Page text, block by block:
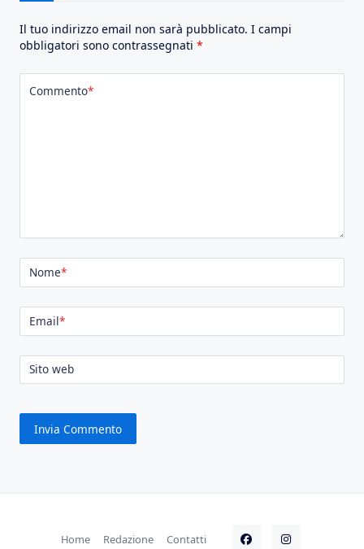
Il tuo indirizzo email non sarà pubblicato. I campi
obbligatori sono contrassegnati *
Commento*
Nome*
Email*
Sito web
Home Redazione Contatti